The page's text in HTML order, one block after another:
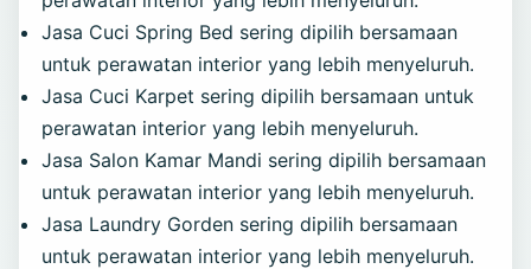
Jasa Cuci Spring Bed sering dipilih bersamaan
untuk perawatan interior yang lebih menyeluruh.
Jasa Cuci Karpet sering dipilih bersamaan untuk
perawatan interior yang lebih menyeluruh.
Jasa Salon Kamar Mandi sering dipilih bersamaan
untuk perawatan interior yang lebih menyeluruh.
Jasa Laundry Gorden sering dipilih bersamaan
untuk perawatan interior yang lebih menyeluruh.